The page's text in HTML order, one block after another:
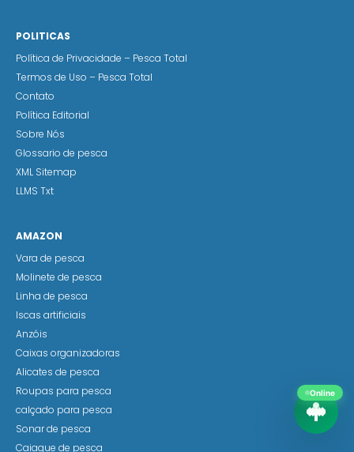
POLITICAS
Política de Privacidade – Pesca Total
Termos de Uso – Pesca Total
Contato
Política Editorial
Sobre Nós
Glossario de pesca
XML Sitemap
LLMS Txt
AMAZON
Vara de pesca
Molinete de pesca
Linha de pesca
Iscas artificiais
Anzóis
Caixas organizadoras
Alicates de pesca
Roupas para pesca
calçado para pesca
Sonar de pesca
Caiaque de pesca
Online